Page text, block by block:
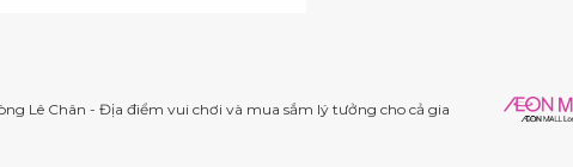
Lê Chân - Địa điểm vui chơi và mua sắm lý tưởng cho cả gia